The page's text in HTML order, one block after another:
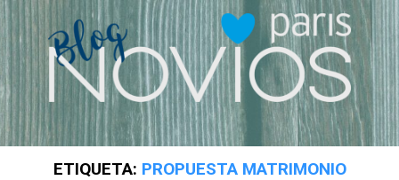
ETIQUETA: PROPUESTA MATRIMONIO